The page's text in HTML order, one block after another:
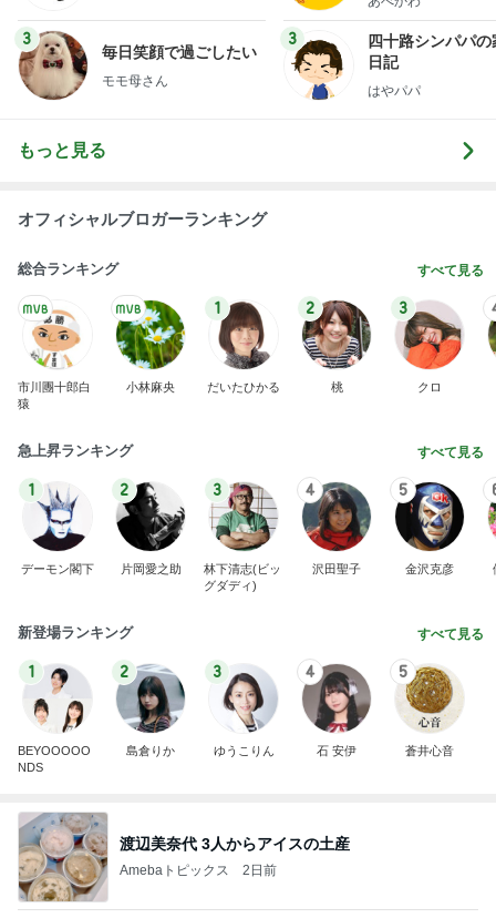
3
毎日笑顔で過ごしたい
モモ母さん
3
四十路シンパパの
日記
はやパパ
もっと見る
オフィシャルブロガーランキング
総合ランキング すべて見る
市川團十郎白
猿
小林麻央
1
だいたひかる
2
桃
3
クロ
急上昇ランキング すべて見る
1
デーモン閣下
2
片岡愛之助
3
林下清志(ビッ
グダディ)
4
沢田聖子
5
金沢克彦
新登場ランキング すべて見る
1
BEYOOOOO
NDS
2
島倉りか
3
ゆうこりん
4
石 安伊
5
蒼井心音
渡辺美奈代 3人からアイスの土産
Amebaトピックス 2日前